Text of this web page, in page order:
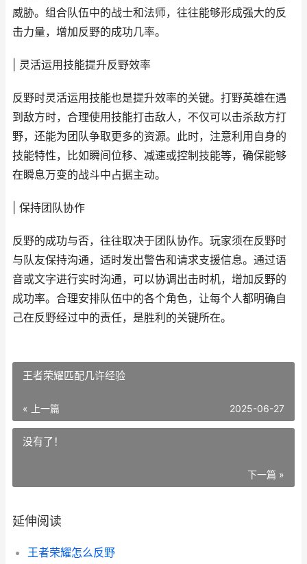
威胁。组合队伍中的战士和法师，往往能够形成强大的反
击力量，增加反野的成功几率。
| 灵活运用技能提升反野效率
反野时灵活运用技能也是提升效率的关键。打野英雄在遇
到敌方时，合理使用技能打击敌人，不仅可以击杀敌方打
野，还能为团队争取更多的资源。此时，注意利用自身的
技能特性，比如瞬间位移、减速或控制技能等，确保能够
在瞬息万变的战斗中占据主动。
| 保持团队协作
反野的成功与否，往往取决于团队协作。玩家须在反野时
与队友保持沟通，适时发出警告和请求支援信息。通过语
音或文字进行实时沟通，可以协调出击时机，增加反野的
成功率。合理安排队伍中的各个角色，让每个人都明确自
己在反野经过中的责任，是胜利的关键所在。
王者荣耀匹配几许经验
« 上一篇 2025-06-27
没有了！
下一篇 »
延伸阅读
王者荣耀怎么反野